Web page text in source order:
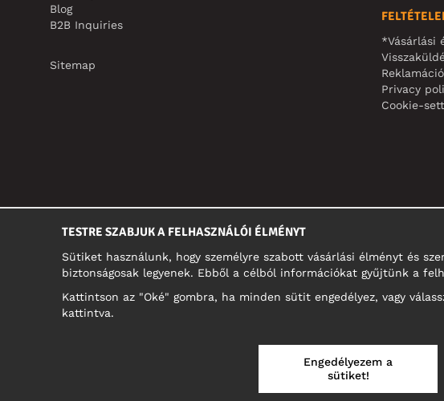
Blog
B2B Inquiries
Sitemap
*Vásárlási
Privacy
Cookie-
TESTRE SZABJUK A FELHASZNÁLÓI ÉLMÉNYT
Sütiket használunk, hogy személyre szabott vásárlási élményt és
biztonságosak legyenek. Ebből a célból információkat gyűjtünk a
Kattintson az "Oké" gombra, ha minden sütit engedélyez, vagy
kattintva.
Engedélyezem a
sütiket!